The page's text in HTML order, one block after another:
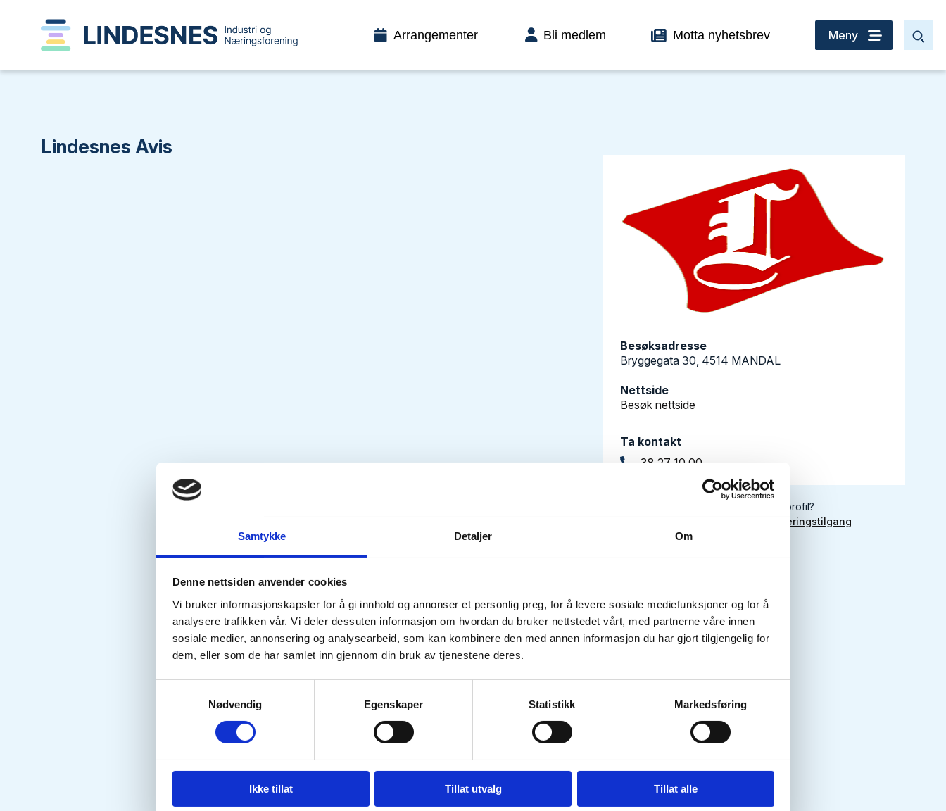
Samtykke Detaljer Om
Denne nettsiden anvender cookies
Vi bruker informasjonskapsler for å gi innhold og annonser et personlig preg, for å levere sosiale mediefunksjoner og for å
analysere trafikken vår. Vi deler dessuten informasjon om hvordan du bruker nettstedet vårt, med partnerne våre innen
sosiale medier, annonsering og analysearbeid, som kan kombinere den med annen informasjon du har gjort tilgjengelig for
dem, eller som de har samlet inn gjennom din bruk av tjenestene deres.
Nødvendig
Egenskaper Statistikk Markedsføring
Ikke tillat Tillat utvalg Tillat alle
Arrangementer Bli medlem Motta nyhetsbrev Meny
Lindesnes Avis
Besøksadresse
Bryggegata 30, 4514 MANDAL
Nettside
Besøk nettside
Ta kontakt
38 27 10 00
Er dette din bedriftsprofil?
Klikk her for å be om redigeringstilgang